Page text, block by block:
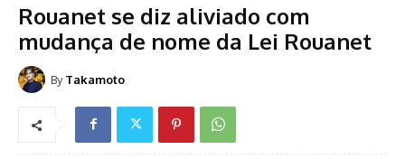
Rouanet se diz aliviado com
mudança de nome da Lei Rouanet
By Takamoto